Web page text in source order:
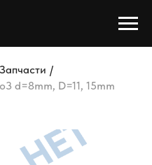
Запчасти /
d=8mm, D=11, 15mm